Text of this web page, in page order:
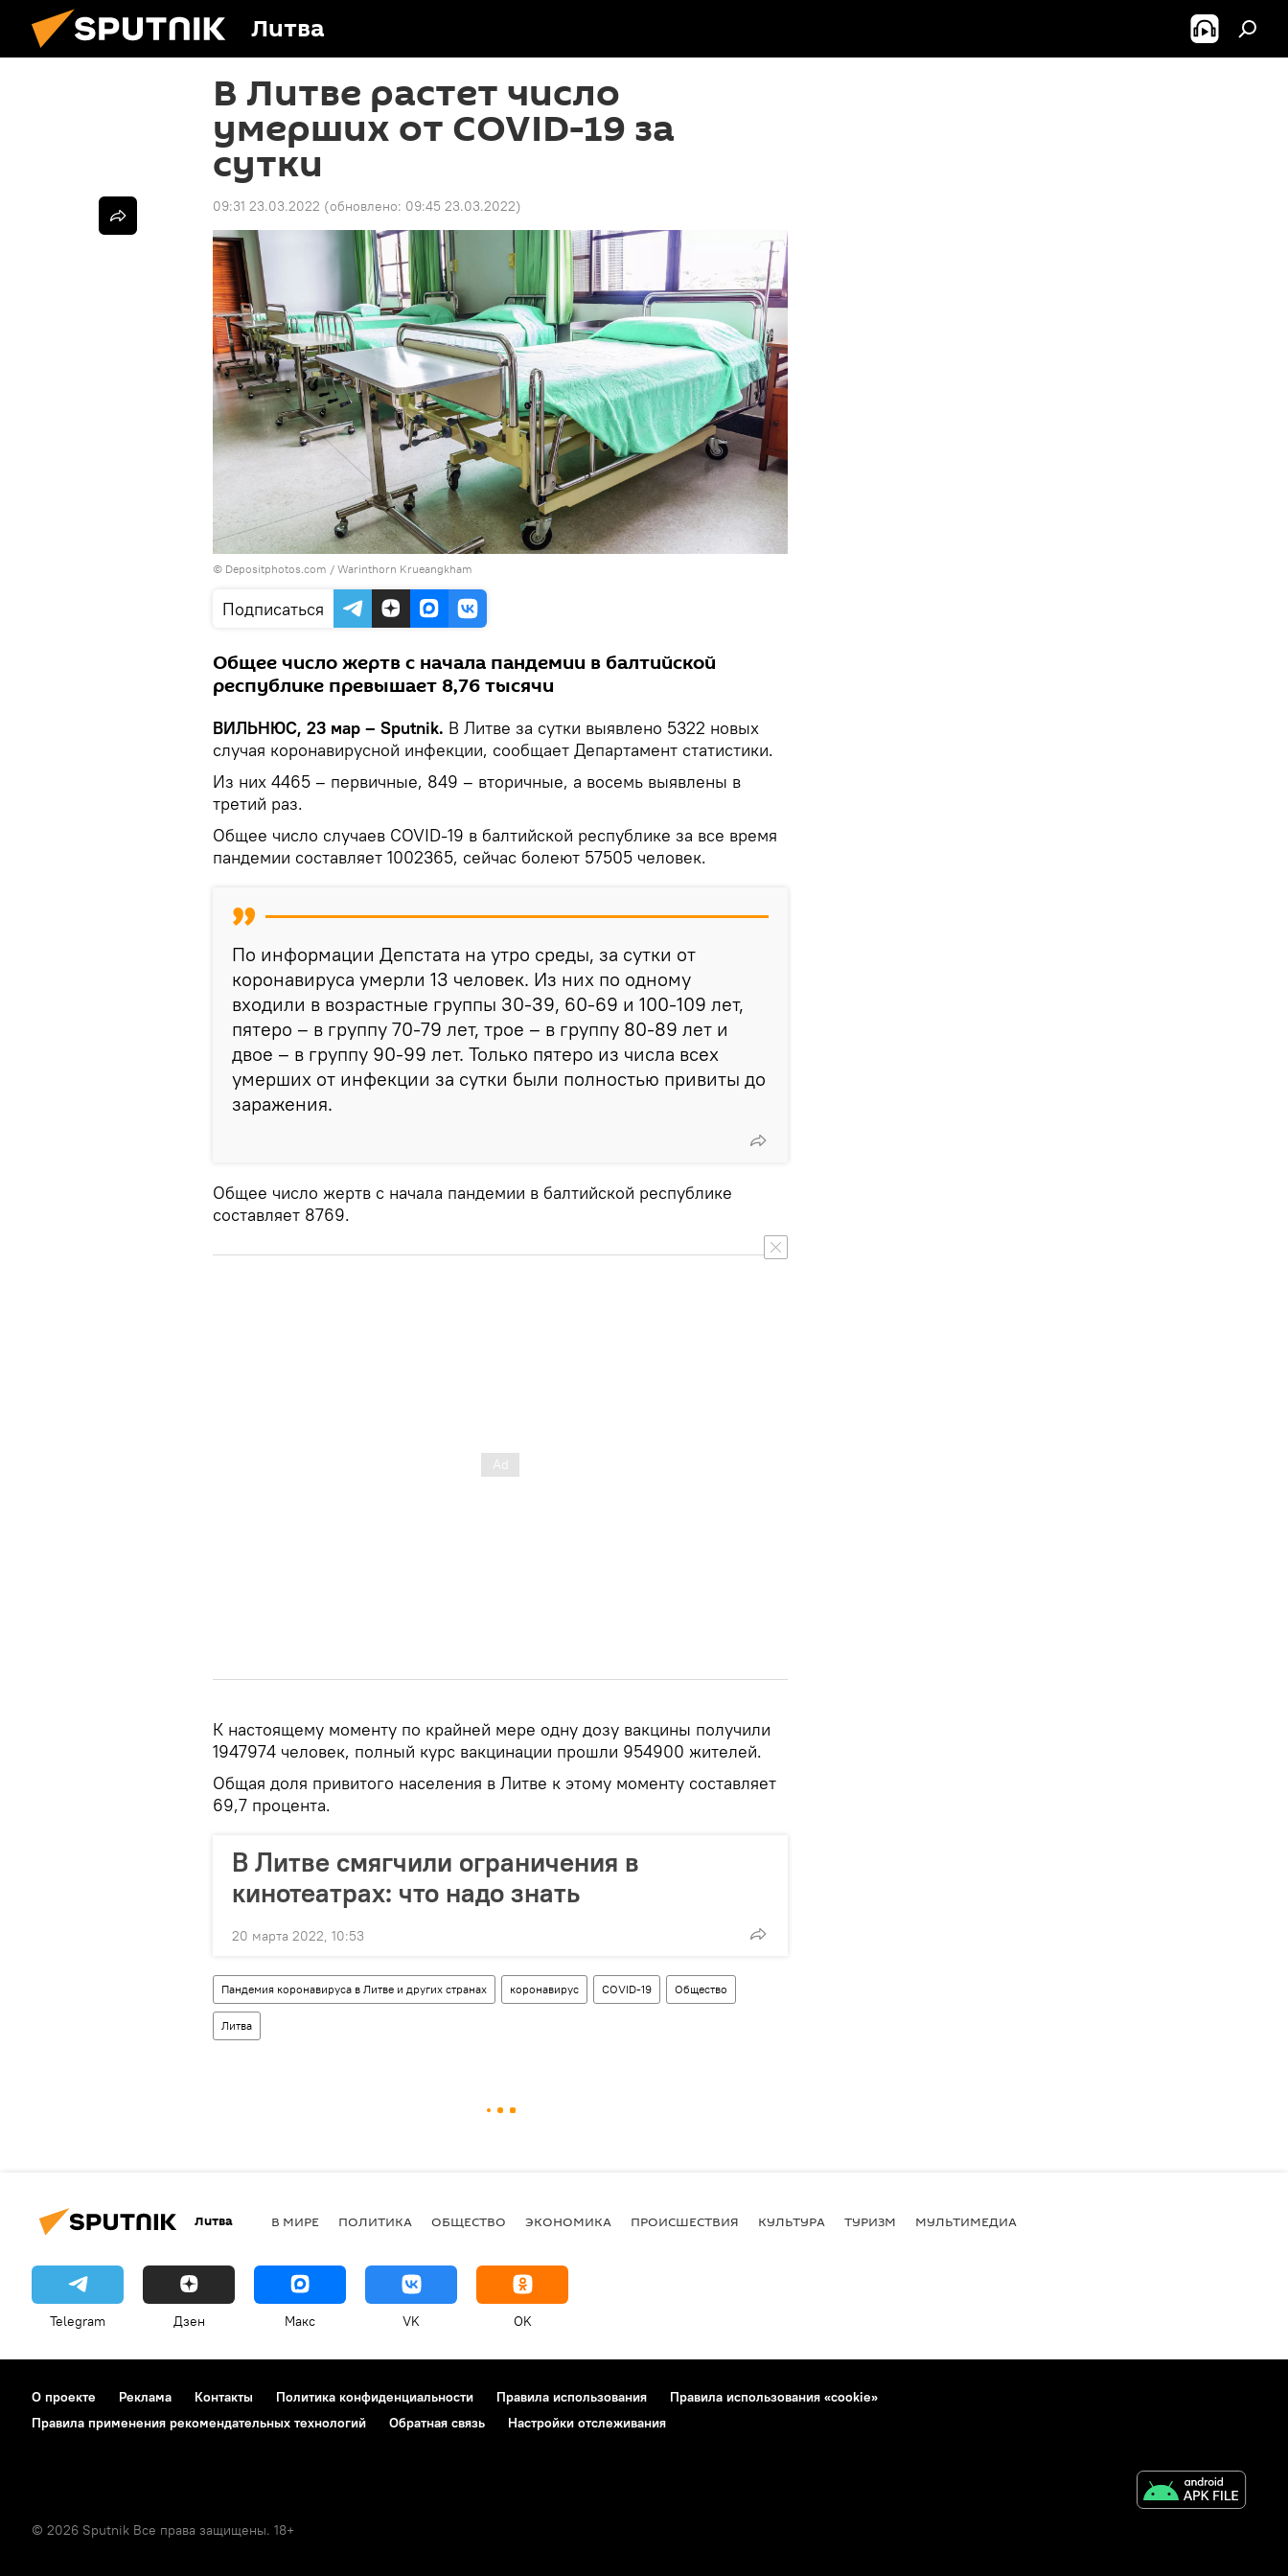
Литва
В Литве растет число
умерших от COVID-19 за
сутки
09:31 23.03.2022 (обновлено: 09:45 23.03.2022)
© Depositphotos.com / Warinthorn Krueangkham
Подписаться
Общее число жертв с начала пандемии в балтийской
республике превышает 8,76 тысячи
ВИЛЬНЮС, 23 мар – Sputnik. В Литве за сутки выявлено 5322 новых
случая коронавирусной инфекции, сообщает Департамент статистики.
Из них 4465 – первичные, 849 – вторичные, а восемь выявлены в
третий раз.
Общее число случаев COVID-19 в балтийской республике за все время
пандемии составляет 1002365, сейчас болеют 57505 человек.
По информации Депстата на утро среды, за сутки от
коронавируса умерли 13 человек. Из них по одному
входили в возрастные группы 30-39, 60-69 и 100-109 лет,
пятеро – в группу 70-79 лет, трое – в группу 80-89 лет и
двое – в группу 90-99 лет. Только пятеро из числа всех
умерших от инфекции за сутки были полностью привиты до
заражения.
Общее число жертв с начала пандемии в балтийской республике
составляет 8769.
К настоящему моменту по крайней мере одну дозу вакцины получили
1947974 человек, полный курс вакцинации прошли 954900 жителей.
Общая доля привитого населения в Литве к этому моменту составляет
69,7 процента.
В Литве смягчили ограничения в
кинотеатрах: что надо знать
20 марта 2022, 10:53
Пандемия коронавируса в Литве и других странах коронавирус COVID-19 Общество
Литва
Литва В МИРЕ ПОЛИТИКА ОБЩЕСТВО ЭКОНОМИКА ПРОИСШЕСТВИЯ КУЛЬТУРА ТУРИЗМ МУЛЬТИМЕДИА
Telegram Дзен Макс VK OK
О проекте Реклама Контакты Политика конфиденциальности Правила использования
Правила использования «cookie»
Правила применения рекомендательных технологий
Обратная связь Настройки отслеживания
© 2026 Sputnik Все права защищены. 18+